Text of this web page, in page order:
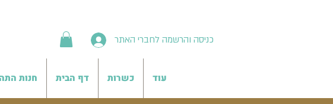
כניסה והרשמה לחברי האתר
חנות התה דף הבית כשרות עוד